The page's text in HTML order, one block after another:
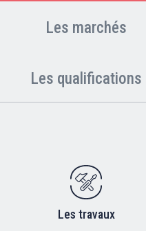
Les marchés
Les qualifications
Les travaux